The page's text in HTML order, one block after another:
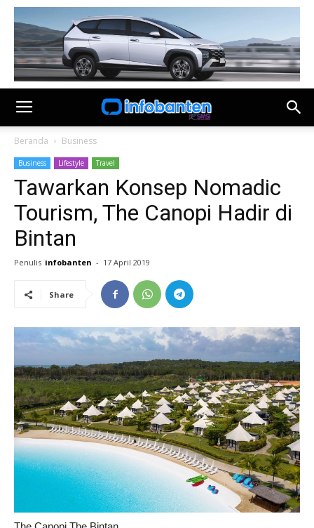
Beranda Business
Business Lifestyle Travel
Tawarkan Konsep Nomadic
Tourism, The Canopi Hadir di
Bintan
Penulis infobanten - 17 April 2019
Share